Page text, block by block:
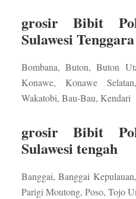
grosir Bibit
Sulawesi Tenggara
Bombana, Buton, Buton
Konawe, Konawe
Wakatobi, Bau-Bau, Kendari
grosir Bibit
Sulawesi tengah
Banggai, Banggai
Parigi Moutong, Poso, Tojo